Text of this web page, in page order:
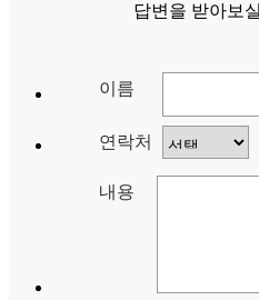
답변을 받아보
이름
연락처
내용